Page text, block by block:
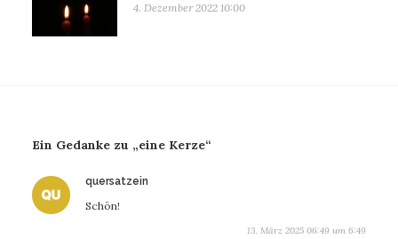
4. Dezember 2022 10:00
Ein Gedanke zu „eine Kerze“
quersatzein
Schön!
13. März 2025 06:49 um 6:49